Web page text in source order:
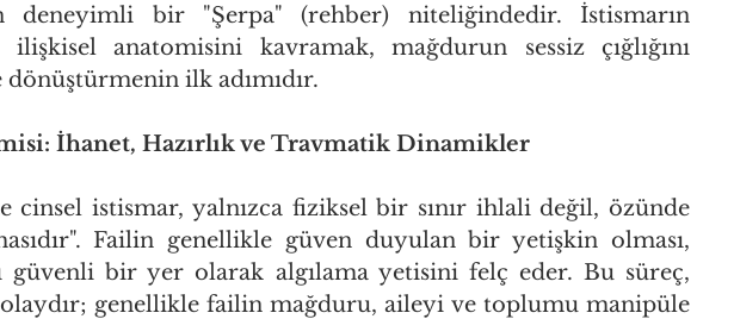
deneyimli bir "Şerpa" (rehber) niteliğindedir. İstismarın
anatomisini kavramak, mağdurun sessiz çığlığını
ilk adımıdır.
İhanet, Hazırlık ve Travmatik Dinamikler
cinsel istismar, yalnızca fiziksel bir sınır ihlali değil, özünde
Failin genellikle güven duyulan bir yetişkin olması,
güvenli bir yer olarak algılama yetisini felç eder. Bu süreç,
genellikle failin mağduru, aileyi ve toplumu manipüle